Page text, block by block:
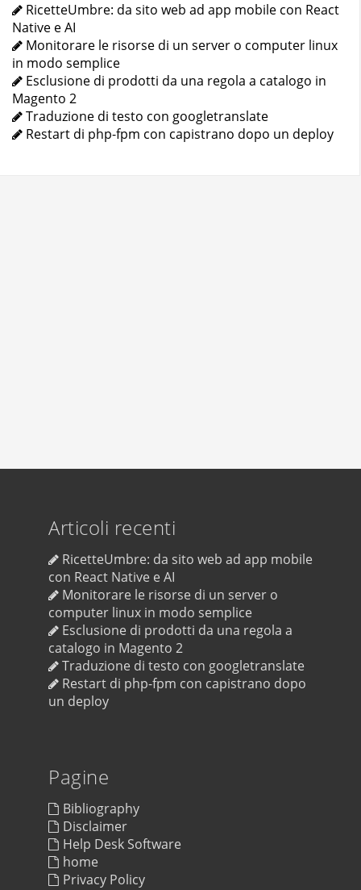
RicetteUmbre: da sito web ad app mobile con React
Native e AI
Monitorare le risorse di un server o computer linux
in modo semplice
Esclusione di prodotti da una regola a catalogo in
Magento 2
Traduzione di testo con googletranslate
Restart di php-fpm con capistrano dopo un deploy
Articoli recenti
RicetteUmbre: da sito web ad app mobile
con React Native e AI
Monitorare le risorse di un server o
computer linux in modo semplice
Esclusione di prodotti da una regola a
catalogo in Magento 2
Traduzione di testo con googletranslate
Restart di php-fpm con capistrano dopo
un deploy
Pagine
Bibliography
Disclaimer
Help Desk Software
home
Privacy Policy